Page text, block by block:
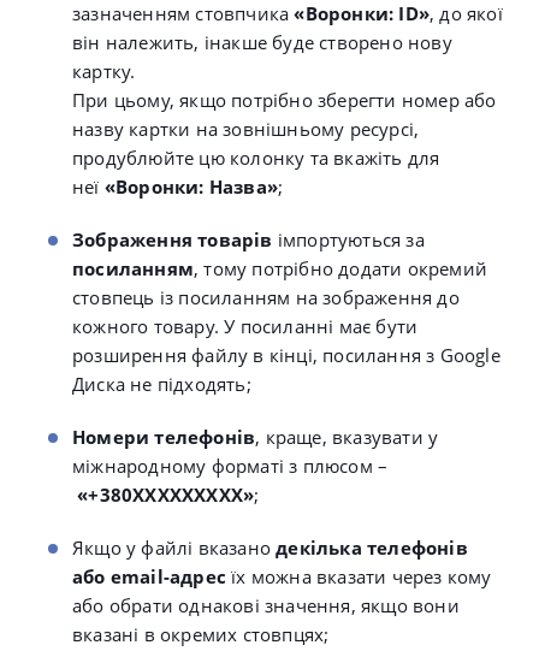
зазначенням стовпчика«Воронки: ID», до якої
він належить, інакше буде створено нову
картку.
При цьому, якщо потрібно зберегти номер або
назву картки на зовнішньому ресурсі,
продублюйте цю колонку та вкажіть для
неї «Воронки: Назва»;
Зображення товарів імпортуються за
посиланням, тому потрібно додати окремий
стовпець із посиланням на зображення до
кожного товару. У посиланні має бути
розширення файлу в кінці, посилання з Google
Диска не підходять;
Номери телефонів, краще, вказувати у
міжнародному форматі з плюсом –
«+380ХХХХХХХХХ»;
Якщо у файлі вказано декілька телефонів
або email-адрес їх можна вказати через кому
або обрати однакові значення, якщо вони
вказані в окремих стовпцях;